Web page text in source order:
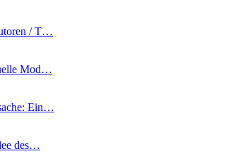
/ T…
Mod…
Ein…
des…